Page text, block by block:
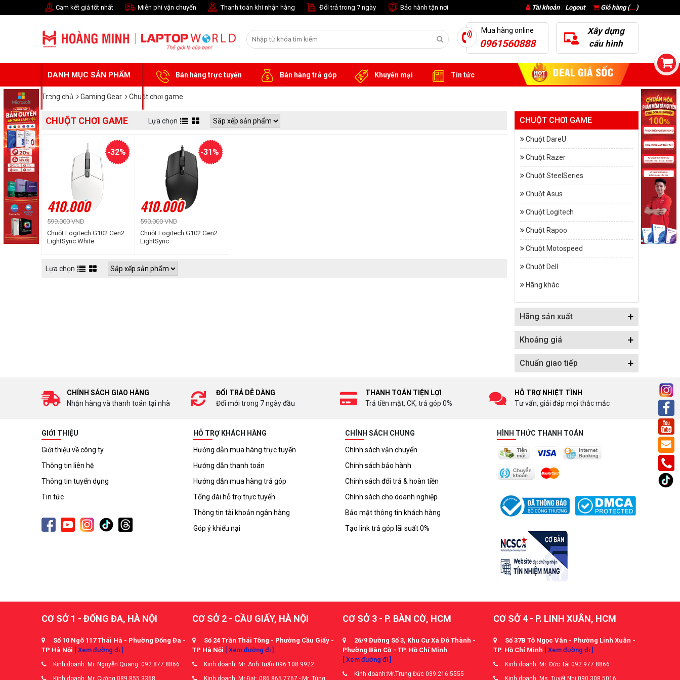
Cam kết giá tốt nhất Miễn phí vận chuyển Thanh toán khi nhận hàng Đổi trả trong 7 ngày Bảo hành tận nơi Giỏ hàng (...)
Tài khoản/ Logout
Mua hàng online
0961560888
Xây dựng
cấu hình
DANH MỤC SẢN PHẨM Bán hàng trực tuyến Bán hàng trả góp Khuyến mại Tin tức
Trang chủ Gaming Gear Chuột chơi game
CHUỘT CHƠI GAME Lựa chọn
410.000
599.000 VND
-32%
Chuột Logitech G102 Gen2
LightSync White
410.000
590.000 VND
-31%
Chuột Logitech G102 Gen2
LightSync
Lựa chọn
CHUỘT CHƠI GAME
Chuột DareU
Chuột Razer
Chuột SteelSeries
Chuột Asus
Chuột Logitech
Chuột Rapoo
Chuột Motospeed
Chuột Dell
Hãng khác
Hãng sản xuất +
Khoảng giá +
Chuẩn giao tiếp +
CHÍNH SÁCH GIAO HÀNG
Nhận hàng và thanh toán tại nhà
ĐỔI TRẢ DỄ DÀNG
Đổi mới trong 7 ngày đầu
THANH TOÁN TIỆN LỢI
Trả tiền mặt, CK, trả góp 0%
HỖ TRỢ NHIỆT TÌNH
Tư vấn, giải đáp mọi thắc mắc
GIỚI THIỆU
Giới thiệu về công ty
Thông tin liên hệ
Thông tin tuyển dụng
Tin tức
HỖ TRỢ KHÁCH HÀNG
Hướng dẫn mua hàng trực tuyến
Hướng dẫn thanh toán
Hướng dẫn mua hàng trả góp
Tổng đài hỗ trợ trực tuyến
Thông tin tài khoản ngân hàng
Góp ý khiếu nại
CHÍNH SÁCH CHUNG
Chính sách vận chuyển
Chính sách bảo hành
Chính sách đổi trả & hoàn tiền
Chính sách cho doanh nghiệp
Bảo mật thông tin khách hàng
Tạo link trả góp lãi suất 0%
HÌNH THỨC THANH TOÁN
CƠ SỞ 1 - ĐỐNG ĐA, HÀ NỘI
Số 10 Ngõ 117 Thái Hà - Phường Đống Đa -
TP Hà Nội [ Xem đường đi ]
Kinh doanh: Mr. Nguyễn Quang: 092.877.8866
Kinh doanh: Mr. Cường 089.855.3368
CƠ SỞ 2 - CẦU GIẤY, HÀ NỘI
Số 24 Trần Thái Tông - Phường Cầu Giấy -
TP Hà Nội [ Xem đường đi ]
Kinh doanh: Mr. Anh Tuấn 096.108.9922
Kinh doanh: Mr.Đạt: 086.865.7767 - Mr. Tùng:
CƠ SỞ 3 - P. BÀN CỜ, HCM
26/9 Đường Số 3, Khu Cư Xá Đô Thành -
Phường Bàn Cờ - TP. Hồ Chí Minh
[ Xem đường đi ]
Kinh doanh:Mr.Trung Đức 039.216.5555
CƠ SỞ 4 - P. LINH XUÂN, HCM
Số 37B Tô Ngọc Vân - Phường Linh Xuân -
TP. Hồ Chí Minh [ Xem đường đi ]
Kinh doanh: Mr. Đức Tài 092.977.8866
Kinh doanh: Ms. Tuyết Nhi 090.308.5016